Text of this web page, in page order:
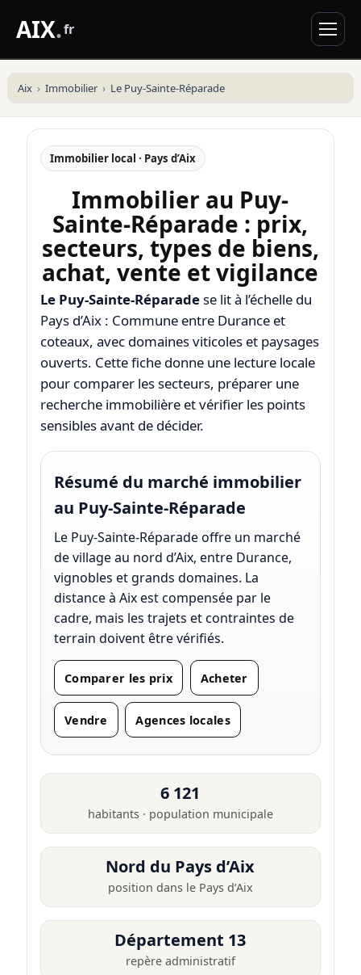
AIX.fr
Aix Immobilier Le Puy-Sainte-Réparade
Immobilier local · Pays d’Aix
Immobilier au Puy-
Sainte-Réparade : prix,
secteurs, types de biens,
achat, vente et vigilance
Le Puy-Sainte-Réparadese lit à l’échelle du
Pays d’Aix : Commune entre Durance et
coteaux, avec domaines viticoles et paysages
ouverts. Cette fiche donne une lecture locale
pour comparer les secteurs, préparer une
recherche immobilière et vérifier les points
sensibles avant de décider.
Résumé du marché immobilier
au Puy-Sainte-Réparade
Le Puy-Sainte-Réparade offre un marché
de village au nord d’Aix, entre Durance,
vignobles et grands domaines. La
distance à Aix est compensée par le
cadre, mais les trajets et contraintes de
terrain doivent être vérifiés.
Comparer les prix Acheter
Vendre Agences locales
6 121
habitants · population municipale
Nord du Pays d’Aix
position dans le Pays d’Aix
Département 13
repère administratif